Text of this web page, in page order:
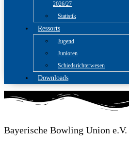
2026/27
Statistik
Ressorts
Jugend
Junioren
Schiedsrichterwesen
Downloads
Bayerische Bowling Union e.V.